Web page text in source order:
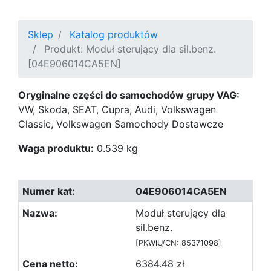
Sklep
Katalog produktów
Produkt: Moduł sterujący dla sil.benz.
[04E906014CA5EN]
Oryginalne części do samochodów grupy VAG:
VW, Skoda, SEAT, Cupra, Audi, Volkswagen
Classic, Volkswagen Samochody Dostawcze
Waga produktu: 0.539 kg
04E906014CA5EN
Moduł sterujący dla
sil.benz.
[PKWiU/CN: 85371098]
6384.48 zł